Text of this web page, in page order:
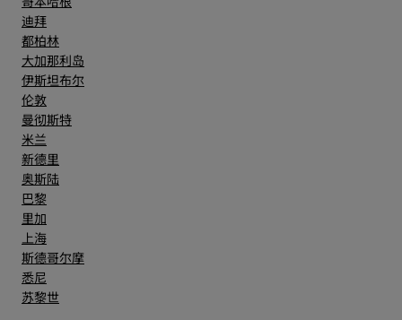
迪拜
都柏林
大加那利岛
伊斯坦布尔
伦敦
曼彻斯特
米兰
新德里
奥斯陆
巴黎
里加
上海
斯德哥尔摩
悉尼
苏黎世